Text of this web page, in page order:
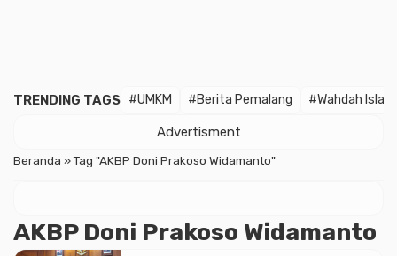
TRENDING TAGS #UMKM #Berita Pemalang #Wahdah
Advertisment
Beranda »Tag "AKBP Doni Prakoso Widamanto"
AKBP Doni Prakoso Widamanto